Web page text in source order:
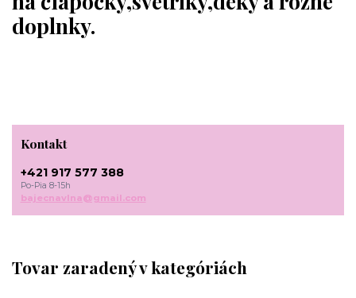
doplnky.
Tovar zaradený v kategóriách
Kontakt
+421 917 577 388
Po-Pia 8-15h
bajecnavlna@gmail.com